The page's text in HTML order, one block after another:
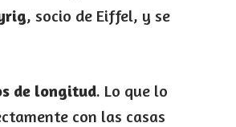
, socio de Eiffel, y se
de longitud. Lo que lo
con las casas